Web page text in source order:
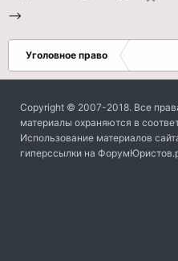
-->
Уголовное право
Copyright © 2007-2018. Все
материалы охраняются в
Использование материалов
гиперссылки на